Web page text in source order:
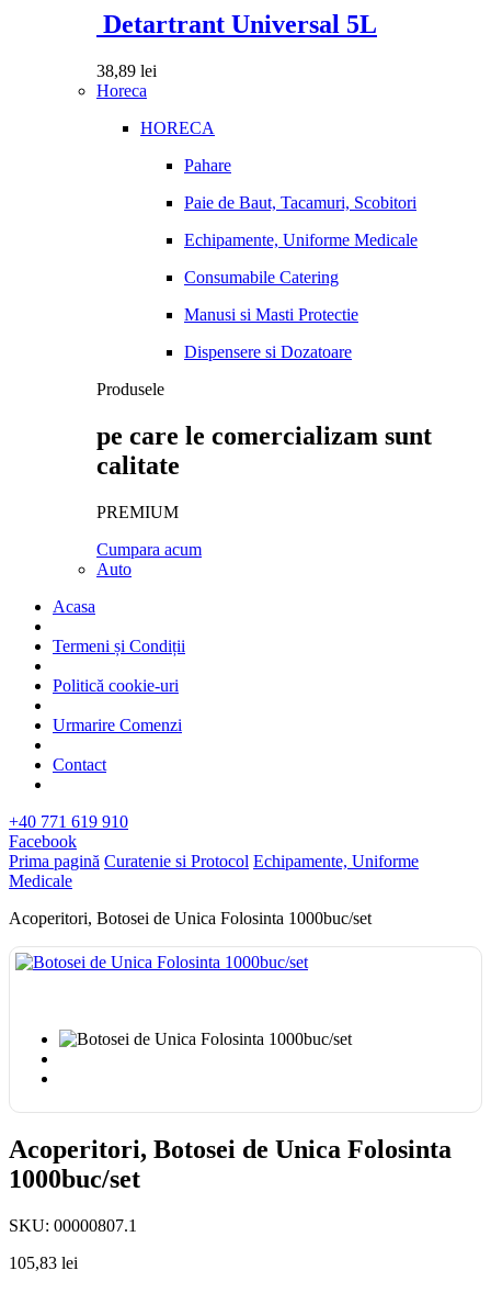
Detartrant Universal 5L
38,89 lei
Horeca
HORECA
Pahare
Paie de Baut, Tacamuri, Scobitori
Echipamente, Uniforme Medicale
Consumabile Catering
Manusi si Masti Protectie
Dispensere si Dozatoare
Produsele
pe care le comercializam sunt
calitate
PREMIUM
Cumpara acum
Auto
Acasa
Termeni și Condiții
Politică cookie-uri
Urmarire Comenzi
Contact
+40 771 619 910
Facebook
Prima pagină Curatenie si Protocol Echipamente, Uniforme
Medicale
Acoperitori, Botosei de Unica Folosinta 1000buc/set
Acoperitori, Botosei de Unica Folosinta
1000buc/set
SKU: 00000807.1
105,83 lei